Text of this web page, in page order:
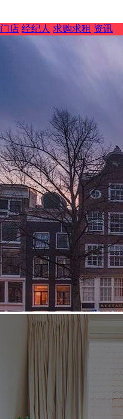
门店 经纪人 求购求租 资讯